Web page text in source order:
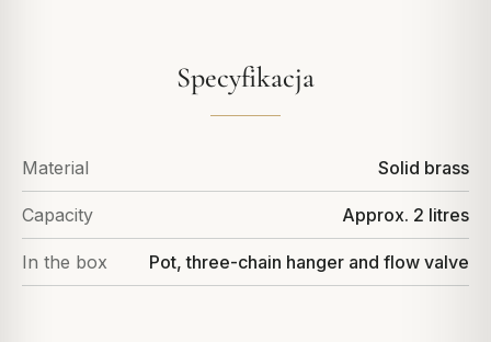
Specyfikacja
Material Solid brass
Capacity Approx. 2 litres
In the box Pot, three-chain hanger and flow valve